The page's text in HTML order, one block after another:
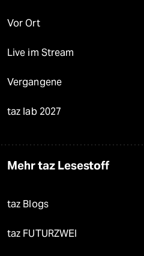
Vor Ort
Live im Stream
Vergangene
taz lab 2027
Mehr taz Lesestoff
taz Blogs
taz FUTURZWEI